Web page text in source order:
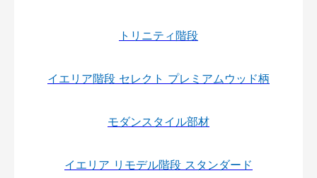
トリニティ階段
イエリア階段 セレクト プレミアムウッド柄
モダンスタイル部材
イエリア リモデル階段 スタンダード